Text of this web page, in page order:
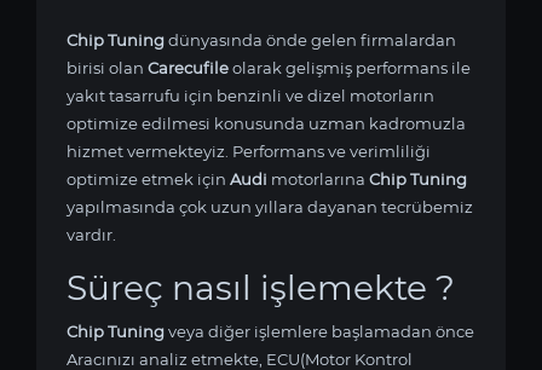
Chip Tuningdünyasında önde gelen firmalardan
birisi olan Carecufileolarak gelişmiş performans ile
yakıt tasarrufu için benzinli ve dizel motorların
optimize edilmesi konusunda uzman kadromuzla
hizmet vermekteyiz. Performans ve verimliliği
optimize etmek için Audi motorlarına Chip Tuning
yapılmasında çok uzun yıllara dayanan tecrübemiz
vardır.
Süreç nasıl işlemekte ?
Chip Tuningveya diğer işlemlere başlamadan önce
Aracınızı analiz etmekte, ECU(Motor Kontrol